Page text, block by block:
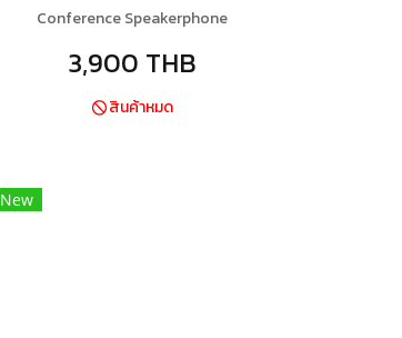
Conference Speakerphone
3,900 THB
สินค้าหมด
New